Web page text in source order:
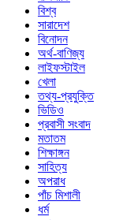
বিশ্ব
সারাদেশ
বিনোদন
অর্থ-বাণিজ্য
লাইফস্টাইল
খেলা
তথ্য-প্রযুক্তি
ভিডিও
প্রবাসী সংবাদ
মতাতম
শিক্ষাঙ্গন
সাহিত্য
অপরাধ
পাঁচ মিশালী
ধর্ম